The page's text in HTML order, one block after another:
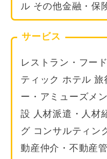
ル その他金融・保
サービス
レストラン・フー
ティック ホテル
ー・アミューズメ
設 人材派遣・人材
グ コンサルティン
動産仲介・不動産